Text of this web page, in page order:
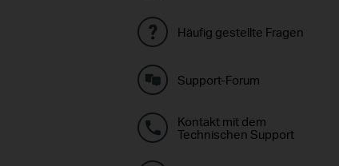
Häufig gestellte Fragen
Support-Forum
Kontakt mit dem
Technischen Support